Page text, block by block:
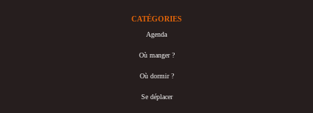
CATÉGORIES
Agenda
Où manger ?
Où dormir ?
Se déplacer